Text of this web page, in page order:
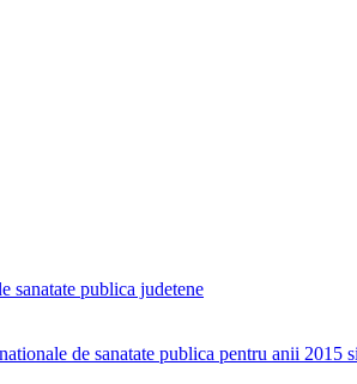
sanatate publica judetene
de sanatate publica pentru anii